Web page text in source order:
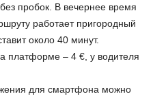
пробок. В вечернее время
работает пригородный
около 40 минут.
платформе – 4 €, у водителя
для смартфона можно